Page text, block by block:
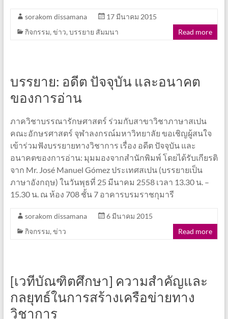
sorakom dissamana
17 มีนาคม 2015
กิจกรรม, ข่าว, บรรยาย สัมมนา Read more
บรรยาย: อดีต ปัจจุบัน และอนาคต
ของการอ่าน
ภาควิชาบรรณารักษศาสตร์ ร่วมกับสาขาวิชาภาษาสเปน
คณะอักษรศาสตร์ จุฬาลงกรณ์มหาวิทยาลัย ขอเชิญผู้สนใจ
เข้าร่วมฟังบรรยายทางวิชาการ เรื่อง อดีต ปัจจุบัน และ
อนาคตของการอ่าน: มุมมองจากสำนักพิมพ์ โดยได้รับเกียรติ
จาก Mr. José Manuel Gómez ประเทศสเปน (บรรยายเป็น
ภาษาอังกฤษ) ในวันพุธที่ 25 มีนาคม 2558 เวลา 13.30 น. –
15.30 น. ณ ห้อง 708 ชั้น 7 อาคารบรมราชกุมารี
sorakom dissamana
6 มีนาคม 2015
กิจกรรม, ข่าว Read more
[เวทีบัณฑิตศึกษา] ความสำคัญและ
กลยุทธ์ในการสร้างเครือข่ายทาง
วิชาการ